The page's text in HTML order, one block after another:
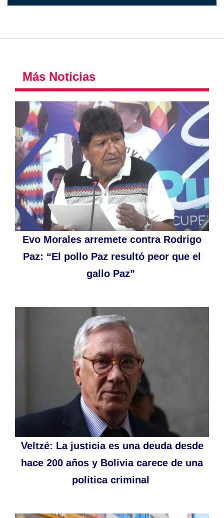
Más Noticias
Evo Morales arremete contra Rodrigo
Paz: “El pollo Paz resultó peor que el
gallo Paz”
Veltzé: La justicia es una deuda desde
hace 200 años y Bolivia carece de una
política criminal